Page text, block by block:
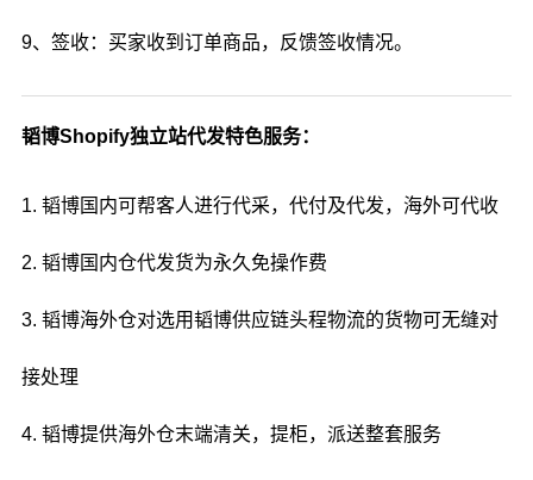
9、签收：买家收到订单商品，反馈签收情况。
韬博Shopify独立站代发特色服务：
1. 韬博国内可帮客人进行代采，代付及代发，海外可代收
2. 韬博国内仓代发货为永久免操作费
3. 韬博海外仓对选用韬博供应链头程物流的货物可无缝对
接处理
4. 韬博提供海外仓末端清关，提柜，派送整套服务